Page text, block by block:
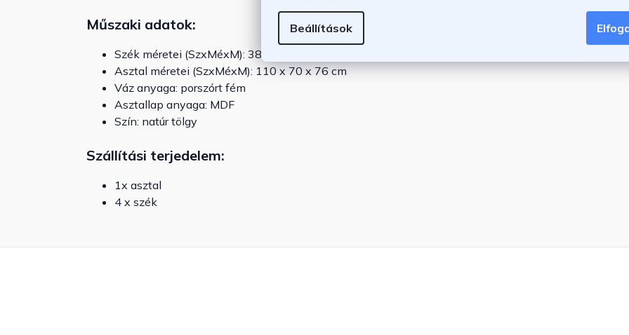
Beállítások
Műszaki adatok:
Szék méretei (SzxMéxM): 38 x 46 x 87 cm
Asztal méretei (SzxMéxM): 110 x 70 x 76 cm
Váz anyaga: porszórt fém
Asztallap anyaga: MDF
Szín: natúr tölgy
Szállítási terjedelem:
1x asztal
4 x szék